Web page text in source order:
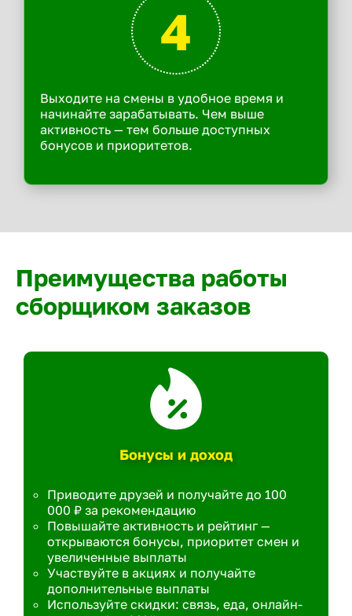
4
Выходите на смены в удобное время и
начинайте зарабатывать. Чем выше
активность — тем больше доступных
бонусов и приоритетов.
Преимущества работы
сборщиком заказов
Бонусы и доход
Приводите друзей и получайте до 100
000 ₽ за рекомендацию
Повышайте активность и рейтинг —
открываются бонусы, приоритет смен и
увеличенные выплаты
Участвуйте в акциях и получайте
дополнительные выплаты
Используйте скидки: связь, еда, онлайн-